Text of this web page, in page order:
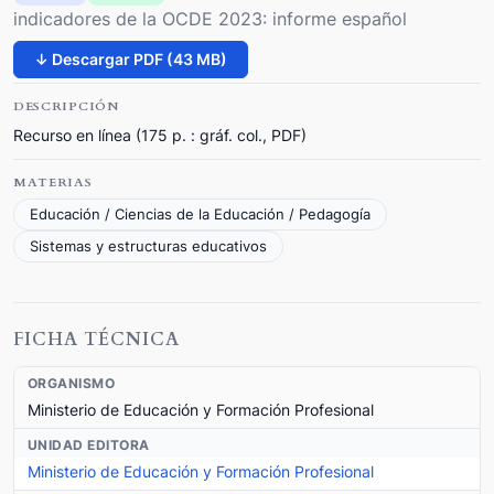
indicadores de la OCDE 2023: informe español
↓ Descargar PDF (43 MB)
DESCRIPCIÓN
Recurso en línea (175 p. : gráf. col., PDF)
MATERIAS
Educación / Ciencias de la Educación / Pedagogía
Sistemas y estructuras educativos
FICHA TÉCNICA
ORGANISMO
Ministerio de Educación y Formación Profesional
UNIDAD EDITORA
Ministerio de Educación y Formación Profesional